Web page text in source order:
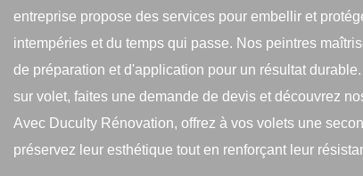
entreprise propose des services pour embellir et
intempéries et du temps qui passe. Nos peintres
de préparation et d'application pour un résultat
sur volet, faites une demande de devis et découvrez
Avec Duculty Rénovation, offrez à vos volets une
préservez leur esthétique tout en renforçant leur